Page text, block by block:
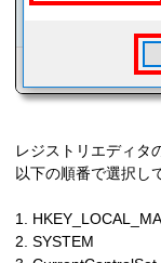
レジストリエディタ
以下の順番で選択し
1.
2. SYSTEM